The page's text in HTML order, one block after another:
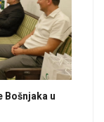
u